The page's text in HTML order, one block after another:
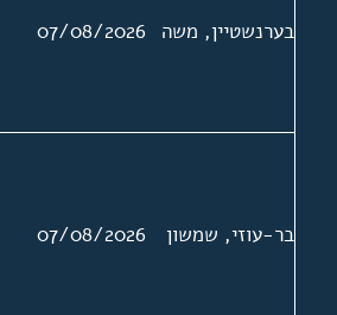
בערנשטיין, משה 07/08/2026
בר-עוזי, שמשון 07/08/2026